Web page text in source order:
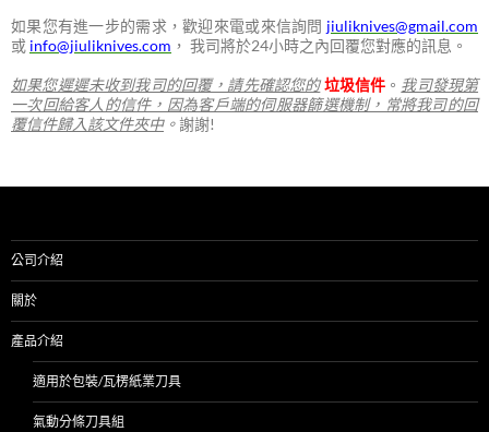
如果您有進一步的需求，歡迎來電或來信詢問 jiuliknives@gmail.com
或 info@jiuliknives.com ， 我司將於24小時之內回覆您對應的訊息。
如果您遲遲未收到我司的回覆，請先確認您的 垃圾信件 。 我司發現第
一次回給客人的信件，因為客戶端的伺服器篩選機制，常將我司的回
覆信件歸入該文件夾中。謝謝!
公司介紹
關於
產品介紹
適用於包裝/瓦楞紙業刀具
氣動分條刀具組